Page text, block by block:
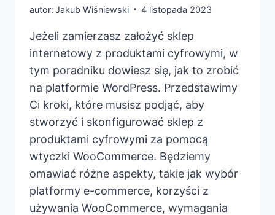
autor: Jakub Wiśniewski 4 listopada 2023
Jeżeli zamierzasz założyć sklep
internetowy z produktami cyfrowymi, w
tym poradniku dowiesz się, jak to zrobić
na platformie WordPress. Przedstawimy
Ci kroki, które musisz podjąć, aby
stworzyć i skonfigurować sklep z
produktami cyfrowymi za pomocą
wtyczki WooCommerce. Będziemy
omawiać różne aspekty, takie jak wybór
platformy e-commerce, korzyści z
używania WooCommerce, wymagania